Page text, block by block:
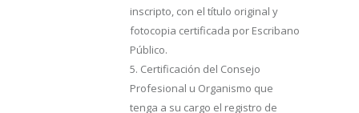
inscripto, con el título original y
fotocopia certificada por Escribano
Público.
5. Certificación del Consejo
Profesional u Organismo que
tenga a su cargo el registro de